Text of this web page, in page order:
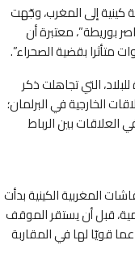
كينية إلى المغرب، وجّهت
بوريطة”، معتبرة أن
متأثرا بقضية الصحراء”.
التي تجاهلت ذكر
الخارجية في البرلمان؛
بين الرباط
المغربية الكينية بدأت
قبل أن يستقر الموقف
قويّا لها في المقاربة